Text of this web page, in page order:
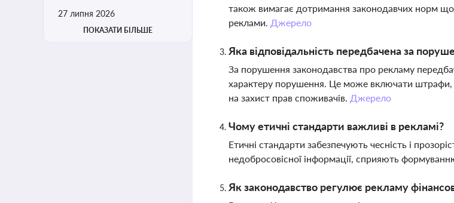
27 липня 2026
ПОКАЗАТИ БІЛЬШЕ
також вимагає дотримання законодавчих норм
реклами. Джерело
Яка відповідальність передбачена за
За порушення законодавства про рекламу
характеру порушення. Це може включати штрафи,
на захист прав споживачів. Джерело
Чому етичні стандарти важливі в рекламі?
Етичні стандарти забезпечують чесність і
недобросовісної інформації, сприяють
Як законодавство регулює рекламу